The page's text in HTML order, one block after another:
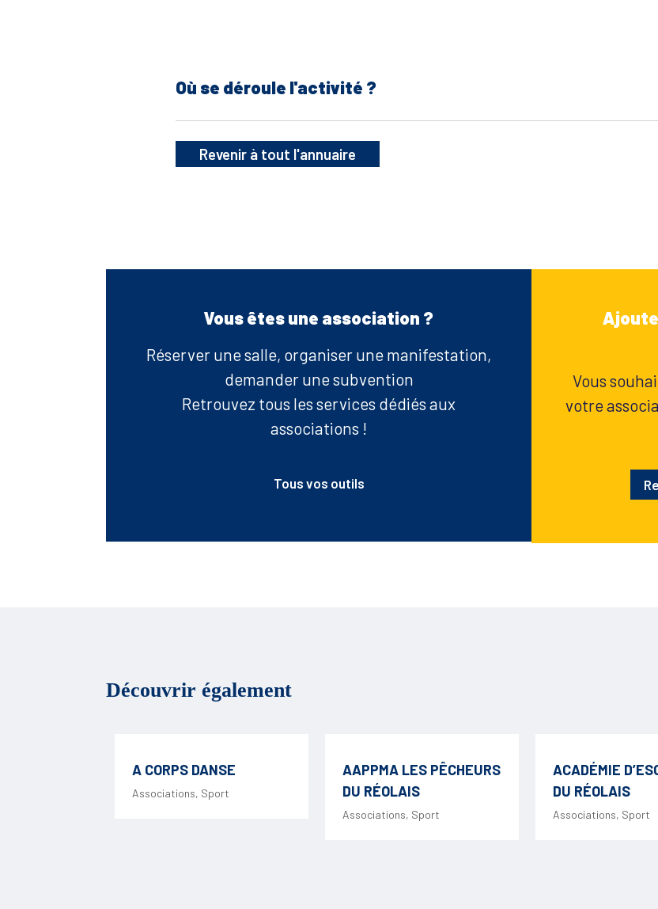
Où se déroule l'activité ?
Revenir à tout l'annuaire
Vous êtes une association ?
Réserver une salle, organiser une manifestation,
demander une subvention
Retrouvez tous les services dédiés aux
associations !
Tous vos outils
Vous
votre
Découvrir également
A CORPS DANSE
Associations, Sport
AAPPMA LES PÊCHEURS
DU RÉOLAIS
Associations, Sport
ACADÉMIE
DU RÉOLAIS
Associations, Sport